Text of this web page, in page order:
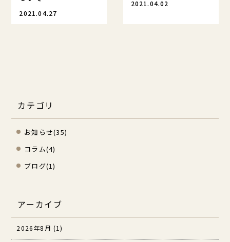
2021.04.27
2021.04.02
カテゴリ
お知らせ(35)
コラム(4)
ブログ(1)
アーカイブ
2026年8月 (1)